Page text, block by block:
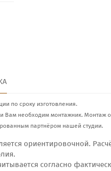
по сроку изготовления.
Вам необходим монтажник. Монтаж
партнёром нашей студии.
ориентировочной.
согласно